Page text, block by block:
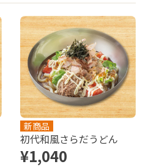
新商品
初代和風さらだうどん
¥1,040